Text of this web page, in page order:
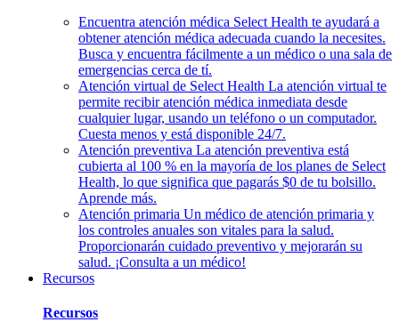
Encuentra atención médica Select Health te ayudará a
obtener atención médica adecuada cuando la necesites.
Busca y encuentra fácilmente a un médico o una sala de
emergencias cerca de tí.
Atención virtual de Select Health La atención virtual te
permite recibir atención médica inmediata desde
cualquier lugar, usando un teléfono o un computador.
Cuesta menos y está disponible 24/7.
Atención preventiva La atención preventiva está
cubierta al 100 % en la mayoría de los planes de Select
Health, lo que significa que pagarás $0 de tu bolsillo.
Aprende más.
Atención primaria Un médico de atención primaria y
los controles anuales son vitales para la salud.
Proporcionarán cuidado preventivo y mejorarán su
salud. ¡Consulta a un médico!
Recursos
Recursos